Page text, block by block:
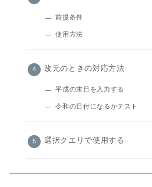
前提条件
使用方法
改元のときの対応方法
平成の末日を入力する
令和の日付になるかテスト
選択クエリで使用する